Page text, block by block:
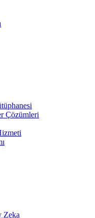
Çözümleri
Zeka